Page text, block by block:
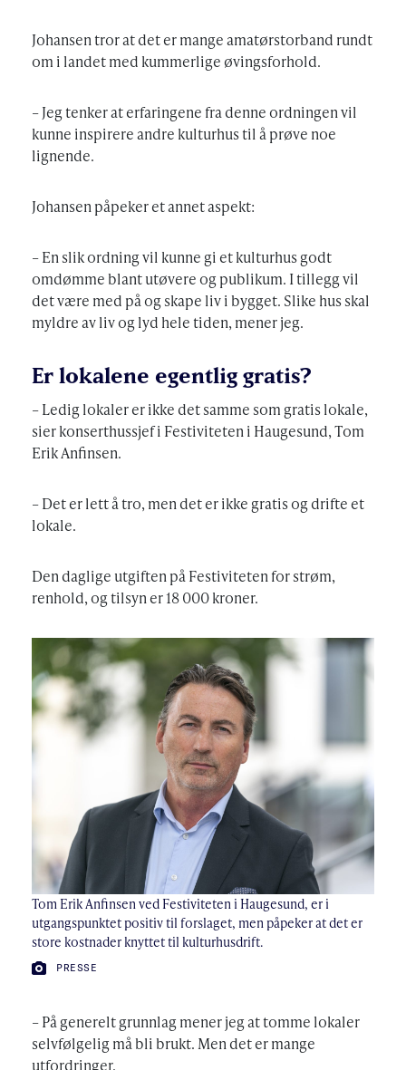
Johansen tror at det er mange amatørstorband rundt
om i landet med kummerlige øvingsforhold.
– Jeg tenker at erfaringene fra denne ordningen vil
kunne inspirere andre kulturhus til å prøve noe
lignende.
Johansen påpeker et annet aspekt:
– En slik ordning vil kunne gi et kulturhus godt
omdømme blant utøvere og publikum. I tillegg vil
det være med på og skape liv i bygget. Slike hus skal
myldre av liv og lyd hele tiden, mener jeg.
Er lokalene egentlig gratis?
– Ledig lokaler er ikke det samme som gratis lokale,
sier konserthussjef i Festiviteten i Haugesund, Tom
Erik Anfinsen.
– Det er lett å tro, men det er ikke gratis og drifte et
lokale.
Den daglige utgiften på Festiviteten for strøm,
renhold, og tilsyn er 18 000 kroner.
Tom Erik Anfinsen ved Festiviteten i Haugesund, er i
utgangspunktet positiv til forslaget, men påpeker at det er
store kostnader knyttet til kulturhusdrift.
FOTO:
PRESSE
– På generelt grunnlag mener jeg at tomme lokaler
selvfølgelig må bli brukt. Men det er mange
utfordringer.